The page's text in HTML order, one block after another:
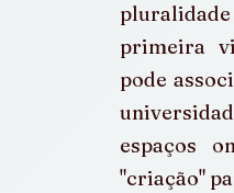
primeira
pode
espaços
"criação"